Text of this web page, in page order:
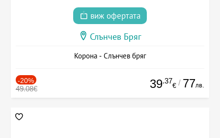
виж офертата
Слънчев Бряг
Корона - Слънчев бряг
-20%
49.08€ 39.37
€ / 77лв.